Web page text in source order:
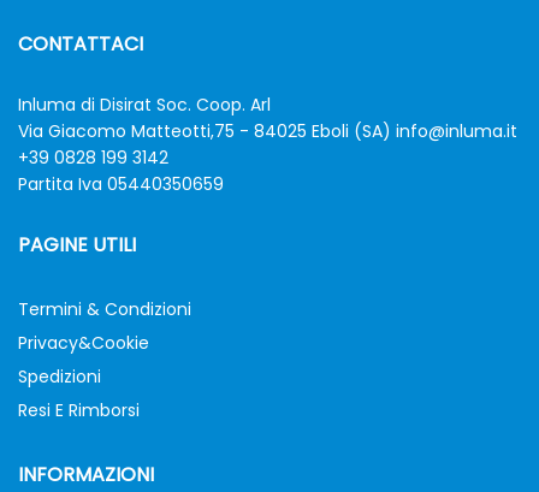
CONTATTACI
Inluma di Disirat Soc. Coop. Arl
Via Giacomo Matteotti,75 - 84025 Eboli (SA) info@inluma.it
+39 0828 199 3142
Partita Iva 05440350659
PAGINE UTILI
Termini & Condizioni
Privacy&Cookie
Spedizioni
Resi E Rimborsi
INFORMAZIONI